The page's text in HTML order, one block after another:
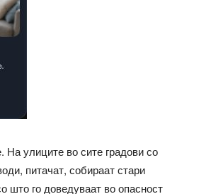
На улиците во сите градови со
питачат, собираат стари
што го доведуваат во опасност